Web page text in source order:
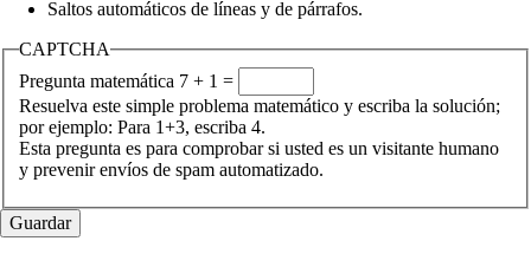
Saltos automáticos de líneas y de párrafos.
CAPTCHA
Pregunta matemática 7 + 1 =
Resuelva este simple problema matemático y escriba la solución;
por ejemplo: Para 1+3, escriba 4.
Esta pregunta es para comprobar si usted es un visitante humano
y prevenir envíos de spam automatizado.